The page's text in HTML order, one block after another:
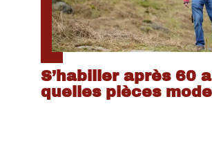
S’habiller après 60
quelles pièces